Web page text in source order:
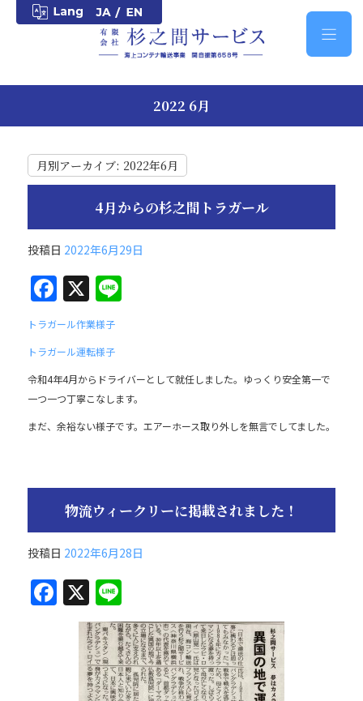
2022 6月
月別アーカイブ: 2022年6月
4月からの杉之間トラガール
投稿日 2022年6月29日
F
a
c
e
b
o
o
X Li
トラガール作業様子
トラガール運転様子
令和4年4月からドライバーとして就任しました。ゆっくり安全第一で
一つ一つ丁寧こなします。
まだ、余裕ない様子です。エアーホース取り外しを無言でしてました。
物流ウィークリーに掲載されました！
投稿日 2022年6月28日
F
a
X Li
n
e